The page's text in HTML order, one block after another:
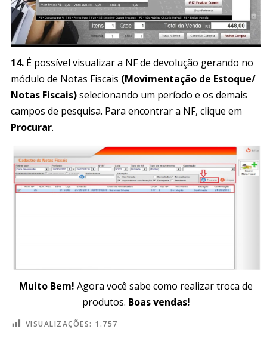
14. É possível visualizar a NF de devolução gerando no
módulo de Notas Fiscais (Movimentação de Estoque/
Notas Fiscais)selecionando um período e os demais
campos de pesquisa. Para encontrar a NF, clique em
Procurar.
Muito Bem! Agora você sabe como realizar troca de
produtos. Boas vendas!
VISUALIZAÇÕES: 1.757